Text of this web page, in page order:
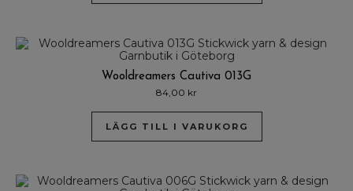
Wooldreamers Cautiva 013G
84,00 kr
LÄGG TILL I VARUKORG